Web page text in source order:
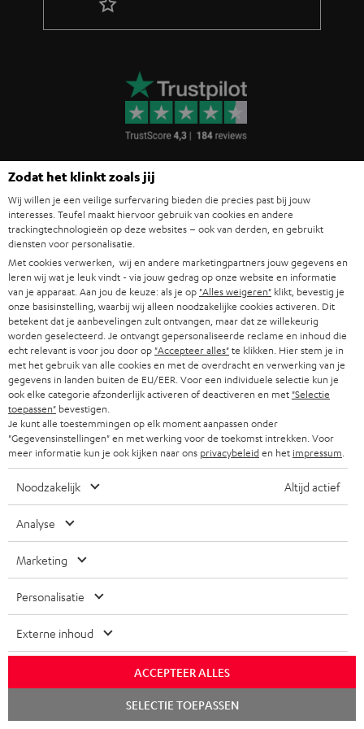
Teufel blog
Audiotechnologieën, hifi-trends, tips & tricks
Teufel Support
Veelgestelde vragen
Contact
Retourneren
Traceer bestelling
Storefinder
Beleef onze producten van dichtbij en kom naar de store
TOT
€ 45
KORTING
A
a
Kies je korting!
Meld je aan voor de nieuwsbrief en ontvang een
Zodat het klinkt zoals jij
Wij willen je een veilige surfervaring bieden die precies past bij jouw
interesses. Teufel maakt hiervoor gebruik van cookies en andere
trackingtechnologieën op deze websites – ook van derden, en gebruikt
diensten voor personalisatie.
Met cookies verwerken, wij en andere marketingpartners jouw gegevens en
leren wij wat je leuk vindt - via jouw gedrag op onze website en informatie
van je apparaat. Aan jou de keuze: als je op "Alles weigeren" klikt, bevestig je
onze basisinstelling, waarbij wij alleen noodzakelijke cookies activeren. Dit
betekent dat je aanbevelingen zult ontvangen, maar dat ze willekeurig
worden geselecteerd. Je ontvangt gepersonaliseerde reclame en inhoud die
echt relevant is voor jou door op "Accepteer alles"te klikken. Hier stem je in
met het gebruik van alle cookies en met de overdracht en verwerking van je
gegevens in landen buiten de EU/EER. Voor een individuele selectie kun je
ook elke categorie afzonderlijk activeren of deactiveren en met "Selectie
toepassen" bevestigen.
Je kunt alle toestemmingen op elk moment aanpassen onder
"Gegevensinstellingen" en met werking voor de toekomst intrekken. Voor
meer informatie kun je ook kijken naar ons privacybeleiden het impressum
Noodzakelijk Altijd actief
Analyse
Marketing
Personalisatie
Externe inhoud
ACCEPTEER ALLES
SELECTIE TOEPASSEN